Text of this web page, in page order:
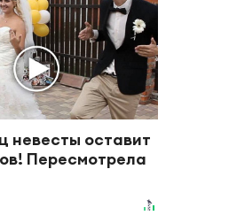
невесты оставит
Пересмотрела